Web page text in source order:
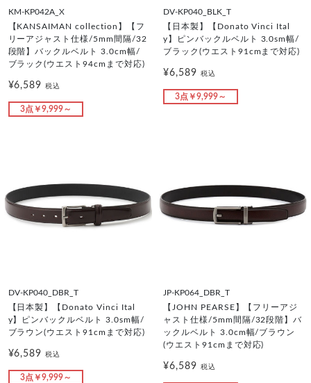
KM-KP042A_X
【KANSAIMAN collection】【フ
リーアジャスト仕様/5mm間隔/32
段階】バックルベルト 3.0cm幅/
ブラック(ウエスト94cmまで対応)
¥6,589税込
3点￥9,999～
DV-KP040_BLK_T
【日本製】【Donato Vinci Ital
y】ピンバックルベルト 3.0sm幅/
ブラック(ウエスト91cmまで対応)
¥6,589 税込
3点￥9,999～
DV-KP040_DBR_T
【日本製】【Donato Vinci Ital
y】ピンバックルベルト 3.0sm幅/
ブラウン(ウエスト91cmまで対応)
¥6,589税込
3点￥9,999～
JP-KP064_DBR_T
【JOHN PEARSE】【フリーアジ
ャスト仕様/5mm間隔/32段階】バ
ックルベルト 3.0cm幅/ブラウン
(ウエスト91cmまで対応)
¥6,589 税込